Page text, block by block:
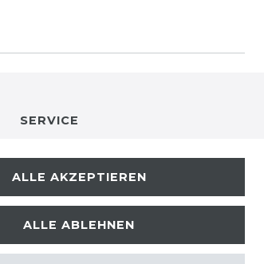
SERVICE
RETOURENINFO
KONTAKT
ZAHLUNGSARTEN
ALLE AKZEPTIEREN
ALLE ABLEHNEN